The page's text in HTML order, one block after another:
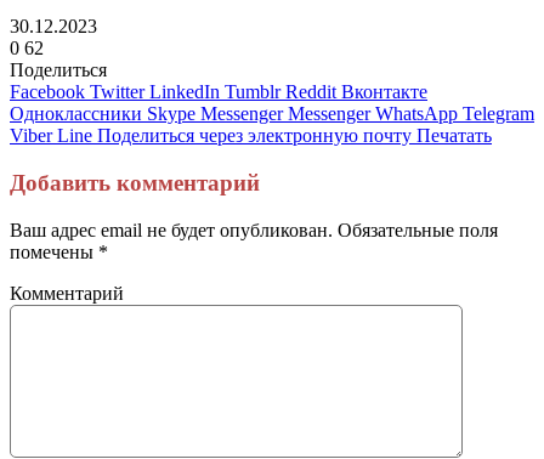
30.12.2023
0 62
Поделиться
Facebook Twitter LinkedIn Tumblr Reddit Вконтакте
Одноклассники Skype Messenger Messenger WhatsApp Telegram
Viber Line Поделиться через электронную почту Печатать
Добавить комментарий
Ваш адрес email не будет опубликован. Обязательные поля
помечены *
Комментарий